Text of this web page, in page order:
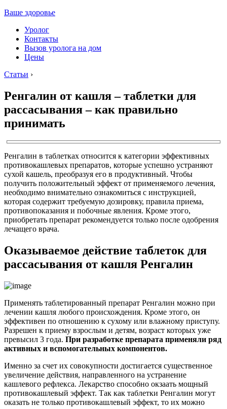
Ваше здоровье
Уролог
Контакты
Вызов уролога на дом
Цены
Статьи ›
Ренгалин от кашля – таблетки для
рассасывания – как правильно
принимать
Ренгалин в таблетках относится к категории эффективных
противокашлевых препаратов, которые успешно устраняют
сухой кашель, преобразуя его в продуктивный. Чтобы
получить положительный эффект от применяемого лечения,
необходимо внимательно ознакомиться с инструкцией,
которая содержит требуемую дозировку, правила приема,
противопоказания и побочные явления. Кроме этого,
приобретать препарат рекомендуется только после одобрения
лечащего врача.
Оказываемое действие таблеток для
рассасывания от кашля Ренгалин
Применять таблетированный препарат Ренгалин можно при
лечении кашля любого происхождения. Кроме этого, он
эффективен по отношению к сухому или влажному приступу.
Разрешен к приему взрослым и детям, возраст которых уже
превысил 3 года. При разработке препарата применяли ряд
активных и вспомогательных компонентов.
Именно за счет их совокупности достигается существенное
увеличение действия, направленного на устранение
кашлевого рефлекса. Лекарство способно окзаать мощный
противокашлевый эффект. Так как таблетки Ренгалин могут
оказать не только противокашлевый эффект, то их можно